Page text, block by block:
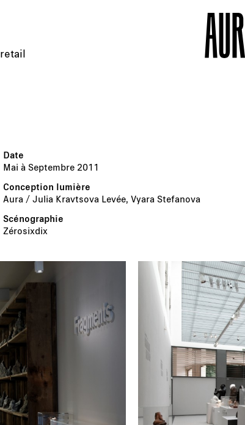
retail
Mai à Septembre 2011
Aura / Julia Kravtsova Levée, Vyara Stefanova
Zérosixdix